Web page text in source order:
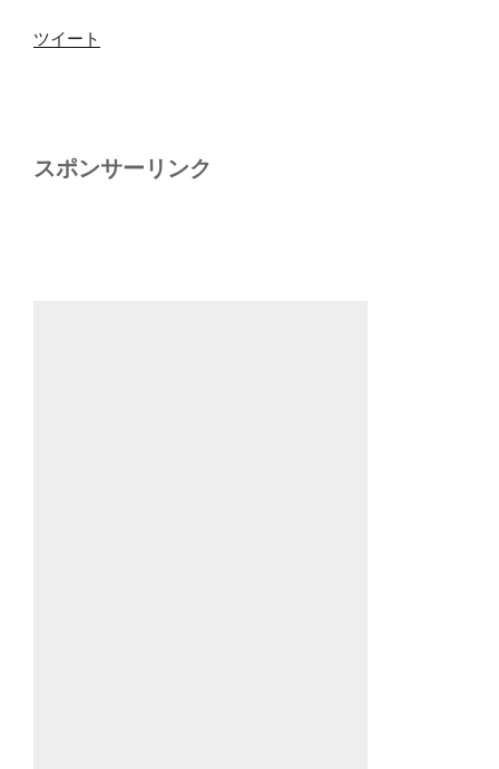
ツイート
スポンサーリンク